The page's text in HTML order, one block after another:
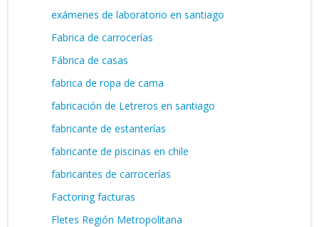
exámenes de laboratorio en santiago
Fabrica de carrocerías
Fábrica de casas
fabrica de ropa de cama
fabricación de Letreros en santiago
fabricante de estanterías
fabricante de piscinas en chile
fabricantes de carrocerías
Factoring facturas
Fletes Región Metropolitana